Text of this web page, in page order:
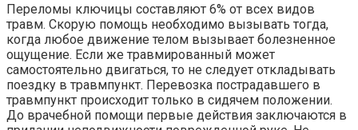
Переломы ключицы составляют 6% от всех видов
травм. Скорую помощь необходимо вызывать тогда,
когда любое движение телом вызывает болезненное
ощущение. Если же травмированный может
самостоятельно двигаться, то не следует откладывать
поездку в травмпункт. Перевозка пострадавшего в
травмпункт происходит только в сидячем положении.
До врачебной помощи первые действия заключаются в